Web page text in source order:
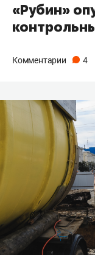
«Рубин»
Комментарии 4